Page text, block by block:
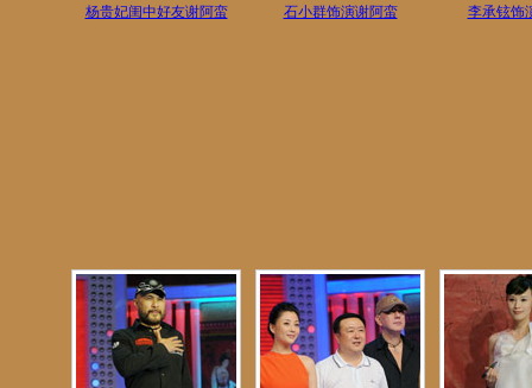
杨贵妃闺中好友谢阿蛮 石小群饰演谢阿蛮 李承铉饰